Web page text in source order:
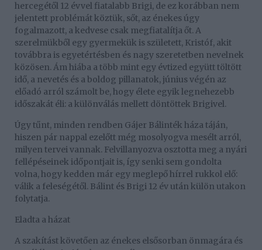
hercegétől 12 évvel fiatalabb Brigi, de ez korábban nem
jelentett problémát köztük, sőt, az énekes úgy
fogalmazott, a kedvese csak megfiatalítja őt. A
szerelmükből egy gyermekük is született, Kristóf, akit
továbbra is egyetértésben és nagy szeretetben nevelnek
közösen. Ám hiába a több mint egy évtized együtt töltött
idő, a nevetés és a boldog pillanatok, június végén az
előadó arról számolt be, hogy élete egyik legnehezebb
időszakát éli: a különválás mellett döntöttek Brigivel.
Úgy tűnt, minden rendben Gájer Bálinték háza táján,
hiszen pár nappal ezelőtt még mosolyogva mesélt arról,
milyen tervei vannak. Felvillanyozva osztotta meg a nyári
fellépéseinek időpontjait is, így senki sem gondolta
volna, hogy kedden már egy meglepő hírrel rukkol elő:
válik a feleségétől. Bálint és Brigi 12 év után külön utakon
folytatja.
Eladta a házat
A szakítást követően az énekes elsősorban önmagára és